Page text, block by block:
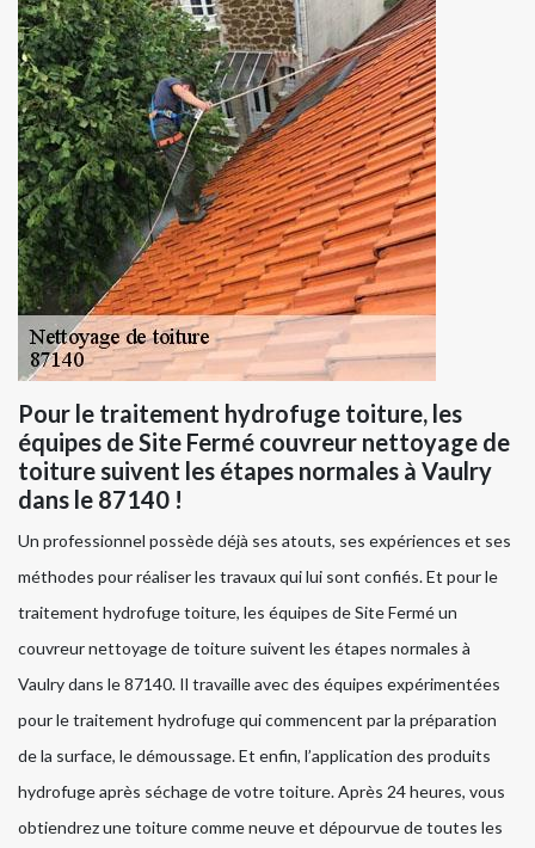
Pour le traitement hydrofuge toiture, les
équipes de Site Fermé couvreur nettoyage de
toiture suivent les étapes normales à Vaulry
dans le 87140 !
Un professionnel possède déjà ses atouts, ses expériences et ses
méthodes pour réaliser les travaux qui lui sont confiés. Et pour le
traitement hydrofuge toiture, les équipes de Site Fermé un
couvreur nettoyage de toiture suivent les étapes normales à
Vaulry dans le 87140. Il travaille avec des équipes expérimentées
pour le traitement hydrofuge qui commencent par la préparation
de la surface, le démoussage. Et enfin, l’application des produits
hydrofuge après séchage de votre toiture. Après 24 heures, vous
obtiendrez une toiture comme neuve et dépourvue de toutes les